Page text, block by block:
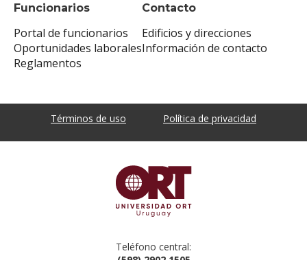
Funcionarios
Portal de funcionarios
Oportunidades laborales
Reglamentos
Contacto
Edificios y direcciones
Información de contacto
Términos de uso Política de privacidad
Teléfono central: